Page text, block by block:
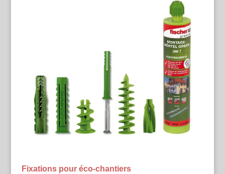
Fixations pour éco-chantiers